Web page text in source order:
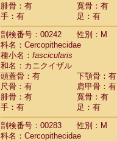
腓骨：有
寛骨：有
手：有
足：有
剖検番号：00242
性別：M
科名：Cercopithecidae
種小名： fascicularis
和名：カニクイザル
頭蓋骨：有
下顎骨：有
尺骨：有
肩甲骨：有
腓骨：有
寛骨：有
手：有
足：有
剖検番号：00283
性別：M
科名：Cercopithecidae